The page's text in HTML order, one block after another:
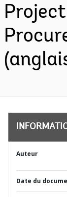
Auteur
Date du